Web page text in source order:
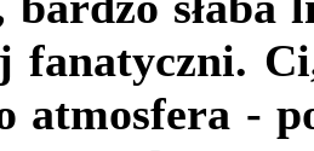
fanatyczni.
atmosfera -